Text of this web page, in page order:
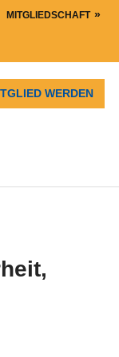
MITGLIEDSCHAFT
WERDEN